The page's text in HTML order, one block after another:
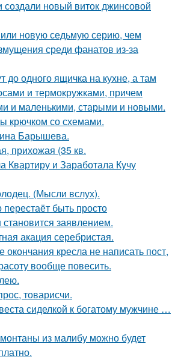
создали новый виток джинсовой
новую седьмую серию, чем
среди фанатов из-за
до одного ящичка на кухне, а там
и термокружками, причем
и маленькими, старыми и новыми.
крючком со схемами.
Барышева.
прихожая (35 кв.
Квартиру и Заработала Кучу
(Мысли вслух).
перестаёт быть просто
заявлением.
акация серебристая.
окончания кресла не написать пост,
вообще повесить.
товарисчи.
сиделкой к богатому мужчине …
из малибу можно будет